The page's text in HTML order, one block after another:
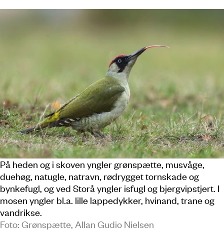
På heden og i skoven yngler grønspætte, musvåge,
duehøg, natugle, natravn, rødrygget tornskade og
bynkefugl, og ved Storå yngler isfugl og bjergvipstjert. I
mosen yngler bl.a. lille lappedykker, hvinand, trane og
vandrikse.
Foto: Grønspætte, Allan Gudio Nielsen